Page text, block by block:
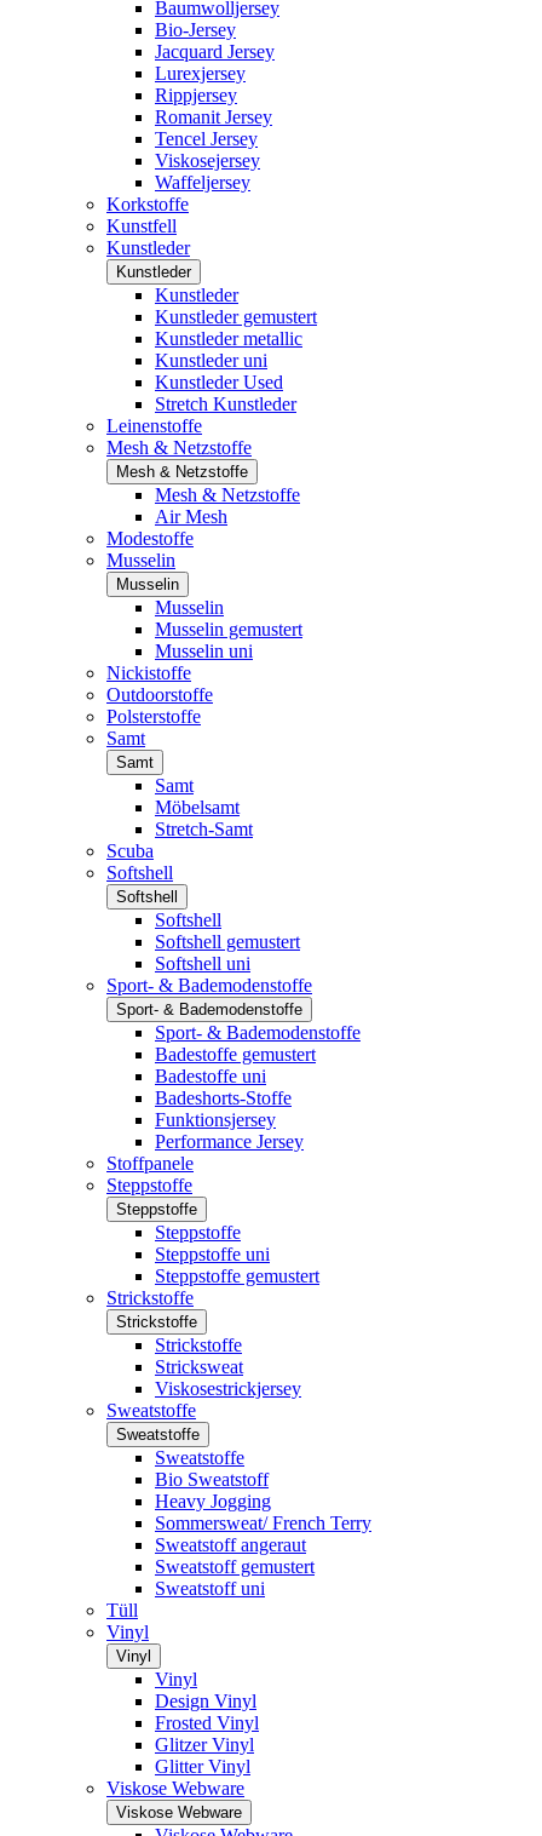
Baumwolljersey
Bio-Jersey
Jacquard Jersey
Lurexjersey
Rippjersey
Romanit Jersey
Tencel Jersey
Viskosejersey
Waffeljersey
Korkstoffe
Kunstfell
Kunstleder
Kunstleder
Kunstleder
Kunstleder gemustert
Kunstleder metallic
Kunstleder uni
Kunstleder Used
Stretch Kunstleder
Leinenstoffe
Mesh & Netzstoffe
Mesh & Netzstoffe
Mesh & Netzstoffe
Air Mesh
Modestoffe
Musselin
Musselin
Musselin
Musselin gemustert
Musselin uni
Nickistoffe
Outdoorstoffe
Polsterstoffe
Samt
Samt
Samt
Möbelsamt
Stretch-Samt
Scuba
Softshell
Softshell
Softshell
Softshell gemustert
Softshell uni
Sport- & Bademodenstoffe
Sport- & Bademodenstoffe
Sport- & Bademodenstoffe
Badestoffe gemustert
Badestoffe uni
Badeshorts-Stoffe
Funktionsjersey
Performance Jersey
Stoffpanele
Steppstoffe
Steppstoffe
Steppstoffe
Steppstoffe uni
Steppstoffe gemustert
Strickstoffe
Strickstoffe
Strickstoffe
Stricksweat
Viskosestrickjersey
Sweatstoffe
Sweatstoffe
Sweatstoffe
Bio Sweatstoff
Heavy Jogging
Sommersweat/ French Terry
Sweatstoff angeraut
Sweatstoff gemustert
Sweatstoff uni
Tüll
Vinyl
Vinyl
Vinyl
Design Vinyl
Frosted Vinyl
Glitzer Vinyl
Glitter Vinyl
Viskose Webware
Viskose Webware